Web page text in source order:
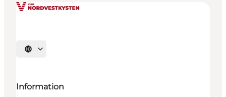
Velg språk
Information